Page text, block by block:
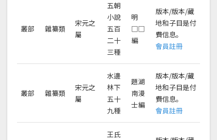
叢部 雜纂類
宋元之
屬
五朝
小說
五百
二十
三種
明
□□
編
版本/版本/藏
地和子目是付
費信息。
會員註冊
叢部 雜纂類
宋元之
屬
水邊
林下
五十
九種
題湖
南漫
士編
版本/版本/藏
地和子目是付
費信息。
會員註冊
王氏